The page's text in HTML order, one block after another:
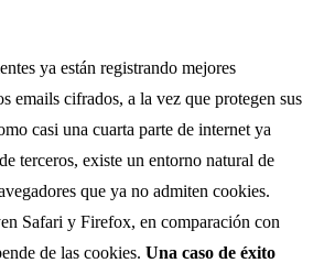
ya están registrando mejores
emails cifrados, a la vez que protegen sus
casi una cuarta parte de internet ya
terceros, existe un entorno natural de
que ya no admiten cookies.
Safari y Firefox, en comparación con
de las cookies. Una caso de éxito